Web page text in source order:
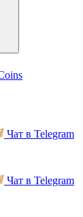
Чат в Telegram
Чат в Telegram